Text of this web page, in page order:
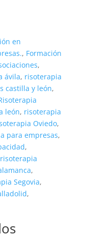
en
, Formación
,
ávila, risoterapia
castilla y león,
león, risoterapia
Oviedo,
para empresas,
,
risoterapia
,
Segovia,
,